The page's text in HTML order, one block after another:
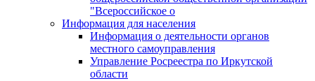
"Всероссийское о
Информация для населения
Информация о деятельности органов
местного самоуправления
Управление Росреестра по Иркутской
области